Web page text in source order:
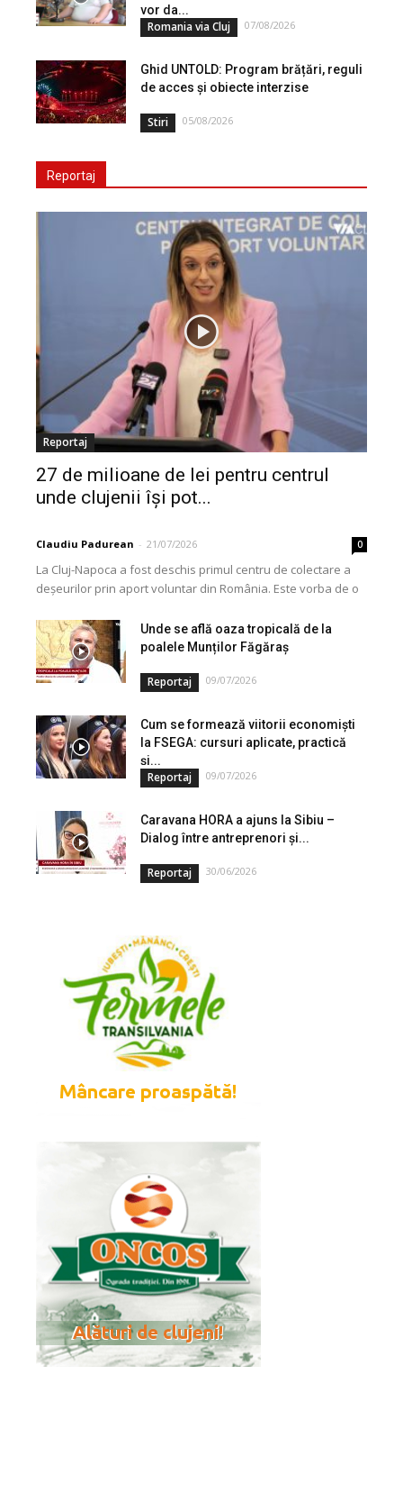
vor da...
Romania via Cluj 07/08/2026
Ghid UNTOLD: Program brățări, reguli
de acces și obiecte interzise
Stiri 05/08/2026
Reportaj
Reportaj
27 de milioane de lei pentru centrul
unde clujenii își pot...
Claudiu Padurean - 21/07/2026 0
La Cluj-Napoca a fost deschis primul centru de colectare a
deșeurilor prin aport voluntar din România. Este vorba de o
Unde se află oaza tropicală de la
poalele Munților Făgăraș
Reportaj 09/07/2026
Cum se formează viitorii economiști
la FSEGA: cursuri aplicate, practică
și...
Reportaj 09/07/2026
Caravana HORA a ajuns la Sibiu –
Dialog între antreprenori și...
Reportaj 30/06/2026